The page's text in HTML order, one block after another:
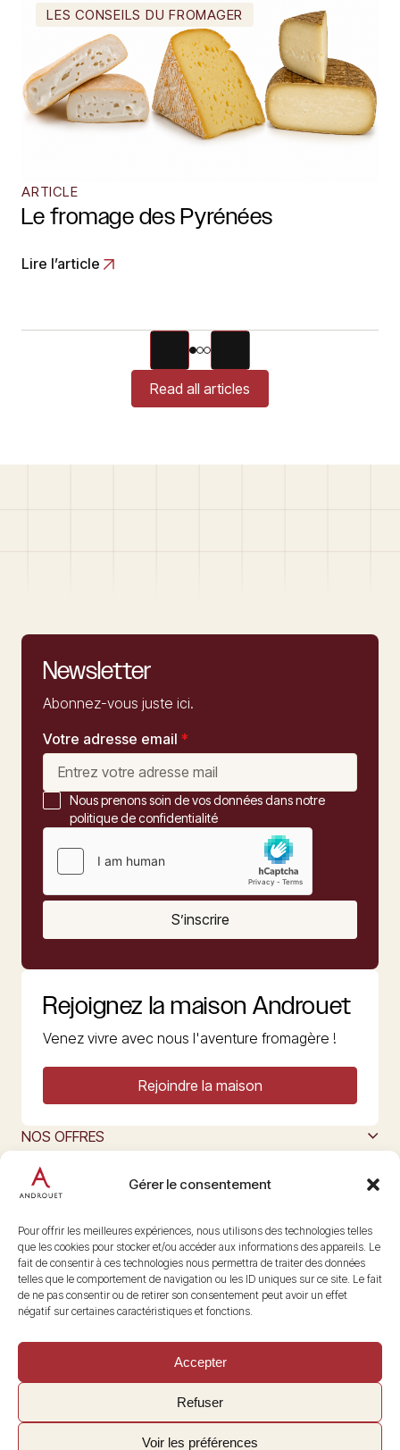
Gérer le consentement
Pour offrir les meilleures expériences, nous utilisons des technologies telles
que les cookies pour stocker et/ou accéder aux informations des appareils. Le
fait de consentir à ces technologies nous permettra de traiter des données
telles que le comportement de navigation ou les ID uniques sur ce site. Le fait
de ne pas consentir ou de retirer son consentement peut avoir un effet
négatif sur certaines caractéristiques et fonctions.
Accepter
Refuser
Voir les préférences
LES CONSEILS DU FROMAGER
ARTICLE
Le fromage des Pyrénées
Lire l’article
Read all articles
Newsletter
Abonnez-vous juste ici.
Votre adresse email *
Nous prenons soin de vos données dans notre
politique de confidentialité
S’inscrire
Rejoignez la maison Androuet
Venez vivre avec nous l'aventure fromagère !
Rejoindre la maison
NOS OFFRES
L’ART DU FROMAGE
Nous suivre
@maisonandrouet
Copyright © 2026 Androuet
Site parMake the Grade